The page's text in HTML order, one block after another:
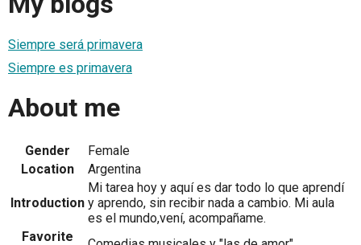
Siempre será primavera
Siempre es primavera
About me
Gender
Female
Location
Argentina
Introduction
Mi tarea hoy y aquí es dar todo lo que aprendí
y aprendo, sin recibir nada a cambio. Mi aula
es el mundo,vení, acompañame.
Favorite